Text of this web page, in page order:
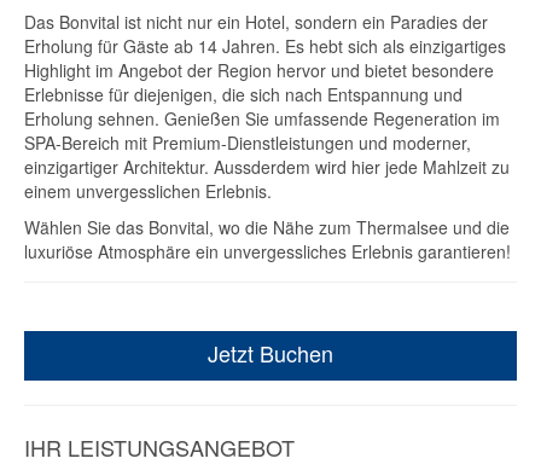
Das Bonvital ist nicht nur ein Hotel, sondern ein Paradies der
Erholung für Gäste ab 14 Jahren. Es hebt sich als einzigartiges
Highlight im Angebot der Region hervor und bietet besondere
Erlebnisse für diejenigen, die sich nach Entspannung und
Erholung sehnen. Genießen Sie umfassende Regeneration im
SPA-Bereich mit Premium-Dienstleistungen und moderner,
einzigartiger Architektur. Aussderdem wird hier jede Mahlzeit zu
einem unvergesslichen Erlebnis.
Wählen Sie das Bonvital, wo die Nähe zum Thermalsee und die
luxuriöse Atmosphäre ein unvergessliches Erlebnis garantieren!
Jetzt Buchen
IHR LEISTUNGSANGEBOT